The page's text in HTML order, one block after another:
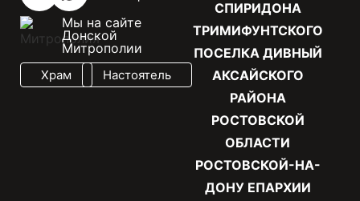
СПИРИДОНА
ТРИМИФУНТСКОГО
ПОСЕЛКА ДИВНЫЙ
АКСАЙСКОГО
РАЙОНА
РОСТОВСКОЙ
ОБЛАСТИ
РОСТОВСКОЙ-НА-
ДОНУ ЕПАРХИИ
Мы на сайте
Донской
Митрополии
Храм Настоятель